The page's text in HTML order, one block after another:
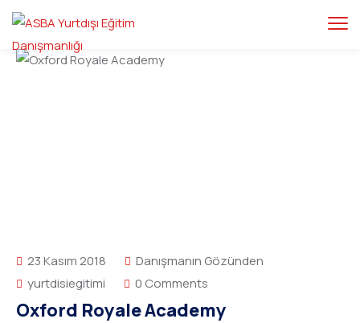
23 Kasım 2018
Danışmanın Gözünden
yurtdisiegitimi
0 Comments
Oxford Royale Academy